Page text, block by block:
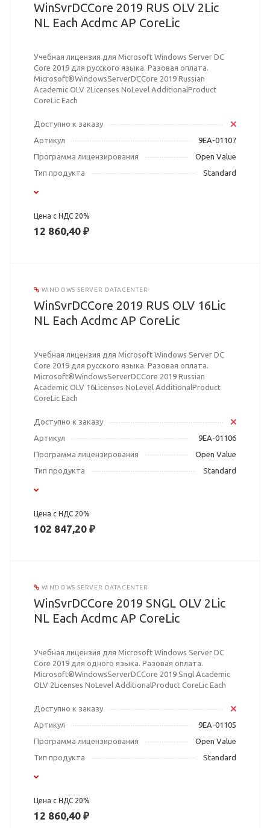
WinSvrDCCore 2019 RUS OLV 2Lic
NL Each Acdmc AP CoreLic
Учебная лицензия для Microsoft Windows Server DC
Core 2019 для русского языка. Разовая оплата.
Microsoft®WindowsServerDCCore 2019 Russian
Academic OLV 2Licenses NoLevel AdditionalProduct
CoreLic Each
Доступно к заказу
Артикул
9EA-01107
Программа лицензирования
Open Value
Тип продукта
Standard
Цена с НДС 20%
12 860,40 ₽
WINDOWS SERVER DATACENTER
WinSvrDCCore 2019 RUS OLV 16Lic
NL Each Acdmc AP CoreLic
Учебная лицензия для Microsoft Windows Server DC
Core 2019 для русского языка. Разовая оплата.
Microsoft®WindowsServerDCCore 2019 Russian
Academic OLV 16Licenses NoLevel AdditionalProduct
CoreLic Each
Доступно к заказу
Артикул
9EA-01106
Программа лицензирования
Open Value
Тип продукта
Standard
Цена с НДС 20%
102 847,20 ₽
WINDOWS SERVER DATACENTER
WinSvrDCCore 2019 SNGL OLV 2Lic
NL Each Acdmc AP CoreLic
Учебная лицензия для Microsoft Windows Server DC
Core 2019 для одного языка. Разовая оплата.
Microsoft®WindowsServerDCCore 2019 Sngl Academic
OLV 2Licenses NoLevel AdditionalProduct CoreLic Each
Доступно к заказу
Артикул
9EA-01105
Программа лицензирования
Open Value
Тип продукта
Standard
Цена с НДС 20%
12 860,40 ₽